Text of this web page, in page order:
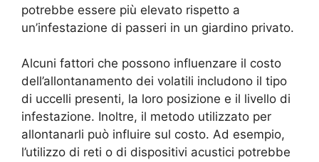
potrebbe essere più elevato rispetto a
un’infestazione di passeri in un giardino privato.
Alcuni fattori che possono influenzare il costo
dell’allontanamento dei volatili includono il tipo
di uccelli presenti, la loro posizione e il livello di
infestazione. Inoltre, il metodo utilizzato per
allontanarli può influire sul costo. Ad esempio,
l’utilizzo di reti o di dispositivi acustici potrebbe